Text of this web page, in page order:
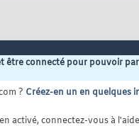
être connecté pour pouvoir
? Créez-en un en quelques
activé, connectez-vous à